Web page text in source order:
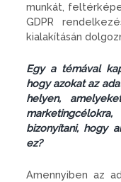
munkát,
GDPR
kialakításán
Egy a témával
hogy azokat az
helyen,
bizonyítani, hogy
ez?
Amennyiben az